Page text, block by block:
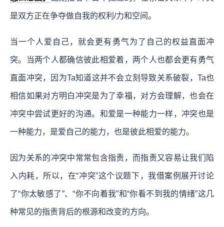
是双方正在争夺做自我的权利/力和空间。
当一个人爱自己，就会更有勇气为了自己的权益直面冲
突。当两个人都确信彼此相爱着，两个人也都会更有勇气
直面冲突，因为Ta知道这并不会立刻导致关系破裂，Ta也
相信如果对方明白冲突是为了幸福，对方会理解，也会在
冲突中尝试更好的沟通。和爱是一种能力一样，冲突也是
一种能力，是爱自己的能力，也是彼此相爱的能力。
因为关系的冲突中常常包含指责，而指责又容易让我们陷
入内耗，所以，在“冲突”这个议题下，我借案例展开讨论
了“你太敏感了”、“你不向着我”和“你看不到我的情绪”这几
种常见的指责背后的根源和改变的方向。